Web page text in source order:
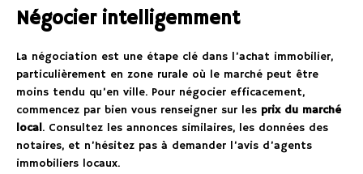
Négocier intelligemment
La négociation est une étape clé dans l’achat immobilier,
particulièrement en zone rurale où le marché peut être
moins tendu qu’en ville. Pour négocier efficacement,
commencez par bien vous renseigner sur les prix du marché
local. Consultez les annonces similaires, les données des
notaires, et n’hésitez pas à demander l’avis d’agents
immobiliers locaux.